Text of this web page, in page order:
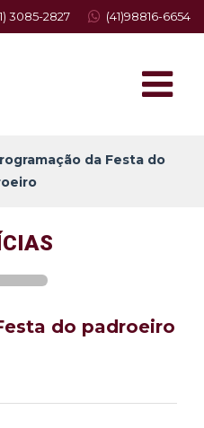
(41)98816-6654
3085-2827
da Festa do
do padroeiro